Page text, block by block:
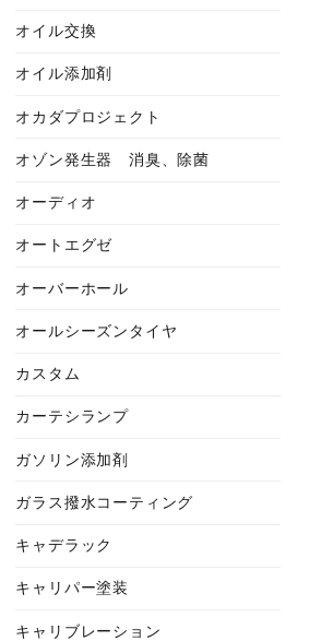
オイル交換
オイル添加剤
オカダプロジェクト
オゾン発生器 消臭、除菌
オーディオ
オートエグゼ
オーバーホール
オールシーズンタイヤ
カスタム
カーテシランプ
ガソリン添加剤
ガラス撥水コーティング
キャデラック
キャリパー塗装
キャリブレーション